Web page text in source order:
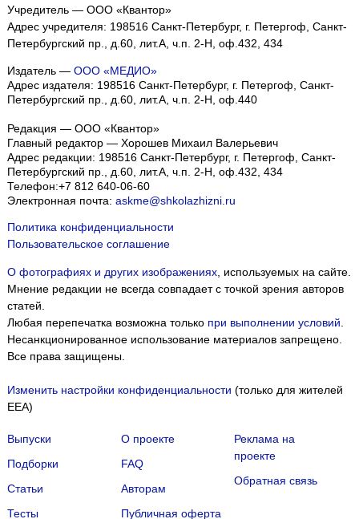
Учредитель — ООО «Квантор»
Адрес учредителя: 198516 Санкт-Петербург, г. Петергоф, Санкт-
Петербургский пр., д.60, лит.А, ч.п. 2-Н, оф.432, 434
Издатель — ООО «МЕДИО»
Адрес издателя: 198516 Санкт-Петербург, г. Петергоф, Санкт-
Петербургский пр., д.60, лит.А, ч.п. 2-Н, оф.440
Редакция — ООО «Квантор»
Главный редактор — Хорошев Михаил Валерьевич
Адрес редакции: 198516 Санкт-Петербург, г. Петергоф Санкт-
Петербургский пр., д.60, лит.А, ч.п. 2-Н, оф.432, 434
Телефон:+7 812 640-06-60
Электронная почта: askme@shkolazhizni.ru
Политика конфиденциальности
Пользовательское соглашение
О фотографиях и других изображениях, используемых на сайте.
Мнение редакции не всегда совпадает с точкой зрения авторов
статей.
Любая перепечатка возможна только при выполнении условий
Несанкционированное использование материалов запрещено.
Все права защищены.
Изменить настройки конфиденциальности (только для жителей
EEA)
Выпуски
Подборки
Статьи
Тесты
О проекте
FAQ
Авторам
Публичная оферта
Реклама на
проекте
Обратная связь